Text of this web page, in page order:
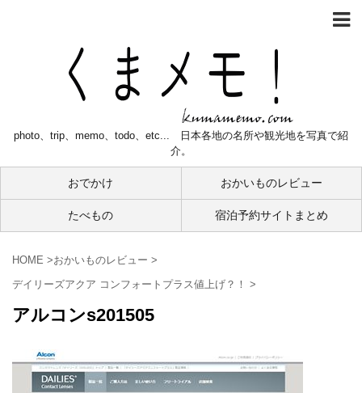
photo、trip、memo、todo、etc... 日本各地の名所や観光地を写真で紹
介。
おでかけ おかいものレビュー
たべもの 宿泊予約サイトまとめ
HOME >おかいものレビュー >
デイリーズアクア コンフォートプラス値上げ？！
>
アルコンs201505